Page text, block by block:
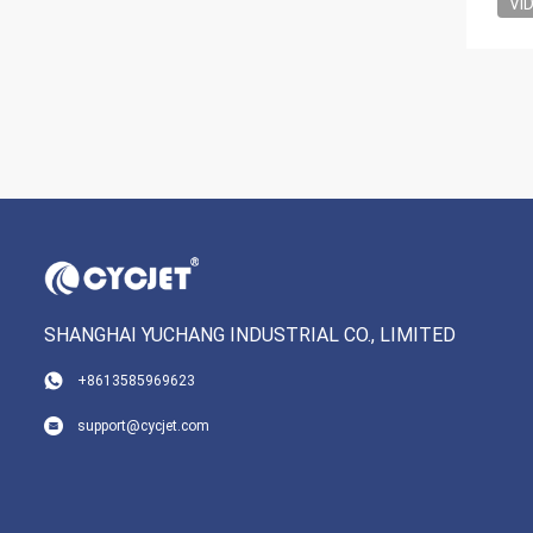
SHANGHAI YUCHANG INDUSTRIAL CO., LIMITED
+8613585969623
support@cycjet.com